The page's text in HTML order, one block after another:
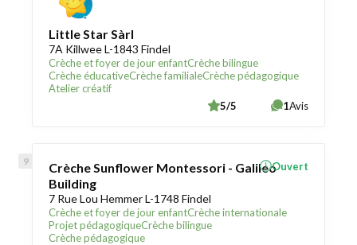
Little Star Sàrl
7A Killwee L-1843 Findel
Crèche et foyer de jour enfantCrèche bilingue
Crèche éducativeCrèche familialeCrèche pédagogique
Atelier créatif
5/5 1Avis
Crèche Sunflower Montessori - Galileo
Building
7 Rue Lou Hemmer L-1748 Findel
Crèche et foyer de jour enfantCrèche internationale
Projet pédagogiqueCrèche bilingue
Crèche pédagogique
Ouvert